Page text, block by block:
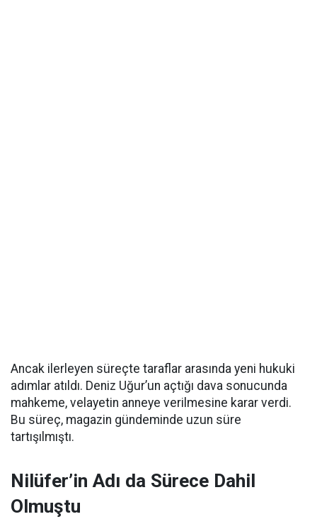
Ancak ilerleyen süreçte taraflar arasında yeni hukuki
adımlar atıldı. Deniz Uğur’un açtığı dava sonucunda
mahkeme, velayetin anneye verilmesine karar verdi.
Bu süreç, magazin gündeminde uzun süre
tartışılmıştı.
Nilüfer’in Adı da Sürece Dahil
Olmuştu